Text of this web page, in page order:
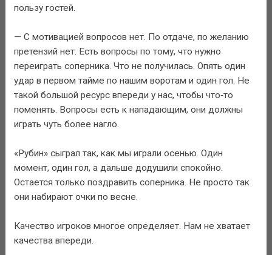
пользу гостей.
— С мотивацией вопросов нет. По отдаче, по желанию
претензий нет. Есть вопросы по тому, что нужно
переиграть соперника. Что не получилась. Опять один
удар в первом тайме по нашим воротам и один гол. Не
такой большой ресурс впереди у нас, чтобы что‑то
поменять. Вопросы есть к нападающим, они должны
играть чуть более нагло.
«Рубин» сыграл так, как мы играли осенью. Один
момент, один гол, а дальше додушили спокойно.
Остается только поздравить соперника. Не просто так
они набирают очки по весне.
Качество игроков многое определяет. Нам не хватает
качества впереди.